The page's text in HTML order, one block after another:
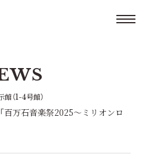
（1-4号館）
「百万石音楽祭2025～ミリオンロ